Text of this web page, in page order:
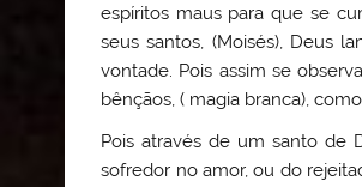
espíritos maus para que se
seus santos, (Moisés), Deus
vontade. Pois assim se
bênçãos, ( magia branca),
Pois através de um santo de
sofredor no amor, ou do